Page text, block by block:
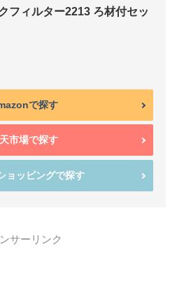
フィルター2213 ろ材付セッ
で探す
市場で探す
ョッピングで探す
サーリンク